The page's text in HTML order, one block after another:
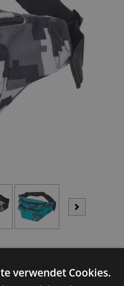
verwendet Cookies.